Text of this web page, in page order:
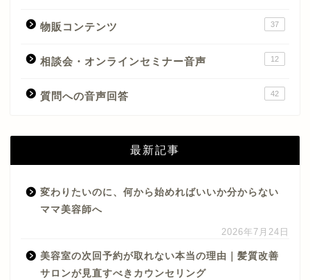
物販コンテンツ 37
相談会・オンラインセミナー音声 12
質問への音声回答 42
最新記事
変わりたいのに、何から始めればいいか分からない
ママ美容師へ
2026年7月24日
美容室の次回予約が取れない本当の理由｜髪質改善
サロンが見直すべきカウンセリング